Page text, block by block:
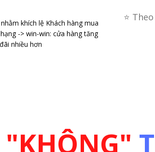
⭐
khích lệ Khách hàng mua
-> win-win: cửa hàng tăng
nhiều hơn
"KHÔNG"